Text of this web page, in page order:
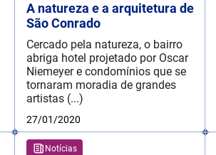
A natureza e a arquitetura de
São Conrado
Cercado pela natureza, o bairro
abriga hotel projetado por Oscar
Niemeyer e condomínios que se
tornaram moradia de grandes
artistas (...)
27/01/2020
Notícias